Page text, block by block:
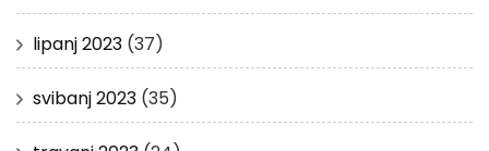
lipanj 2023 (37)
svibanj 2023 (35)